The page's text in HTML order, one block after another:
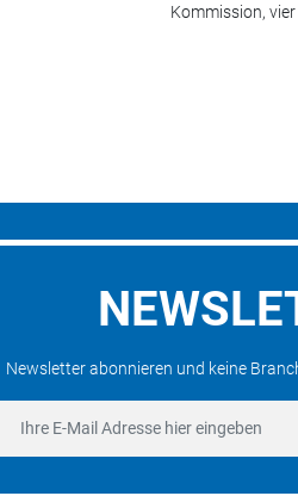
Kommission,
Newsletter abonnieren und keine